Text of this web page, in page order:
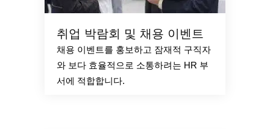
취업 박람회 및 채용 이벤트
채용 이벤트를 홍보하고 잠재적 구직자
와 보다 효율적으로 소통하려는 HR 부
서에 적합합니다.